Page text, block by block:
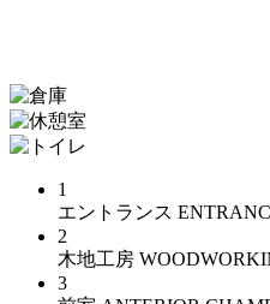
1
エントランス
2
木地工房
3